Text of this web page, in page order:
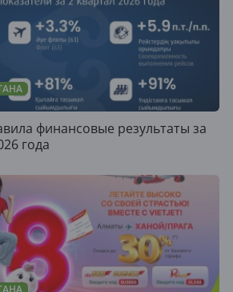
финансовые результаты за
года